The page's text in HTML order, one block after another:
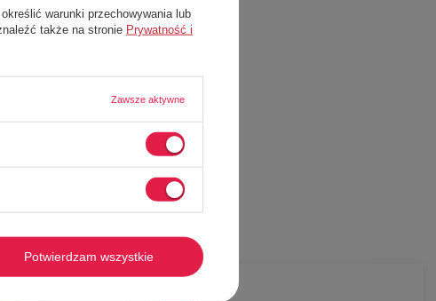
określić warunki przechowywania lub
także na stronie Prywatność i
Zawsze aktywne
Potwierdzam wszystkie